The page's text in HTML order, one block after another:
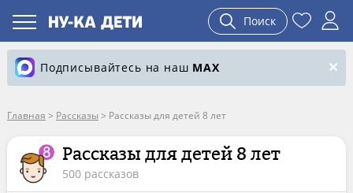
Поиск
Подписывайтесь на наш MAX
Главная > Рассказы > Рассказы для детей 8 лет
Рассказы для детей 8 лет
500 рассказов